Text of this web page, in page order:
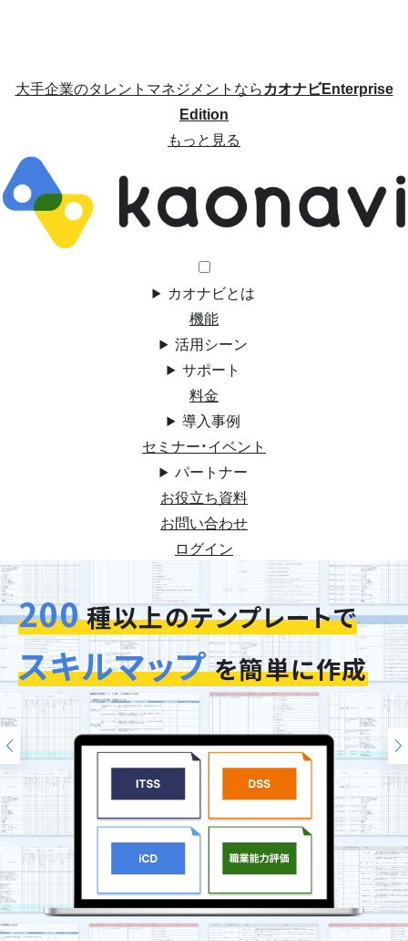
大手企業のタレントマネジメントならカオナビEnterprise
Edition
もっと見る
カオナビとは
機能
活用シーン
サポート
料金
導入事例
セミナー・イベント
パートナー
お役立ち資料
お問い合わせ
ログイン
200 種以上のテンプレートで
スキルマップ を簡単に作成
今お使いの評価シートを
そのまま再現